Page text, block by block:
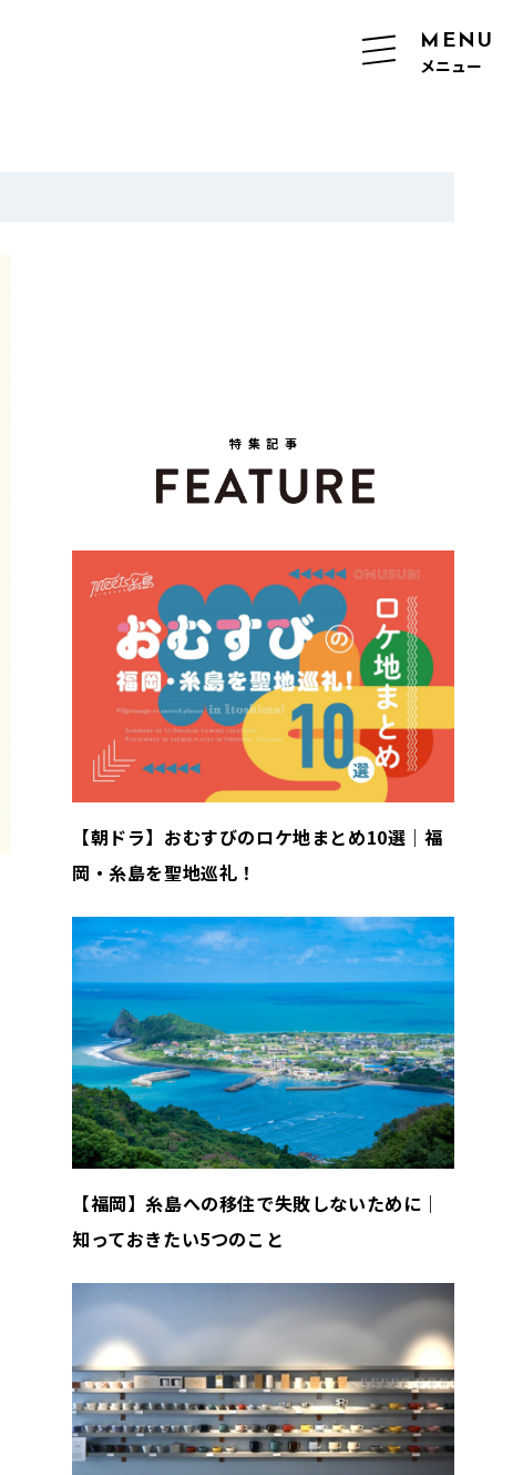
MENU
メニュー
特集記事
【朝ドラ】おむすびのロケ地まとめ10選｜福
岡・糸島を聖地巡礼！
【福岡】糸島への移住で失敗しないために｜
知っておきたい5つのこと